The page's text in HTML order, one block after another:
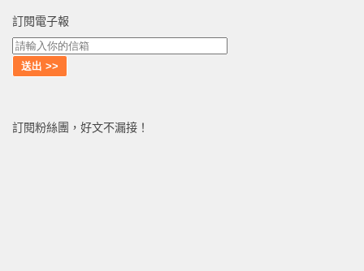
訂閱電子報
訂閱粉絲團，好文不漏接！